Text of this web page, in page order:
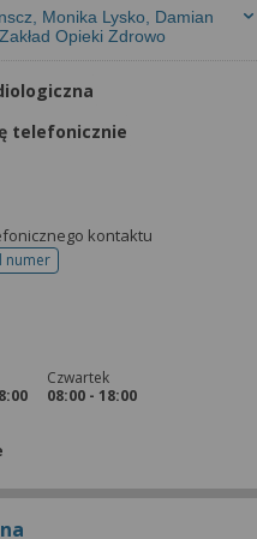
Monika Lysko, Damian
Opieki Zdrowo
telefonicznie
kontaktu
numerdo rejestracji
Czwartek
08:00 - 18:00